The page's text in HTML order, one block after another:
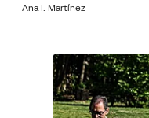
Ana I. Martínez